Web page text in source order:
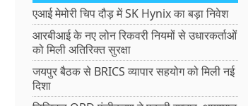
एआई मेमोरी चिप दौड़ में SK Hynix का बड़ा निवेश
आरबीआई के नए लोन रिकवरी नियमों से उधारकर्ताओं
को मिली अतिरिक्त सुरक्षा
जयपुर बैठक से BRICS व्यापार सहयोग को मिली नई
दिशा